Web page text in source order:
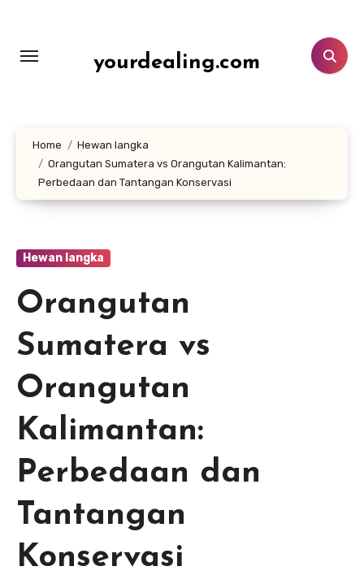
konten
yourdealing.com
Home
Hewan langka
Orangutan Sumatera vs Orangutan Kalimantan:
Perbedaan dan Tantangan Konservasi
Hewan langka
Orangutan
Sumatera vs
Orangutan
Kalimantan:
Perbedaan dan
Tantangan
Konservasi